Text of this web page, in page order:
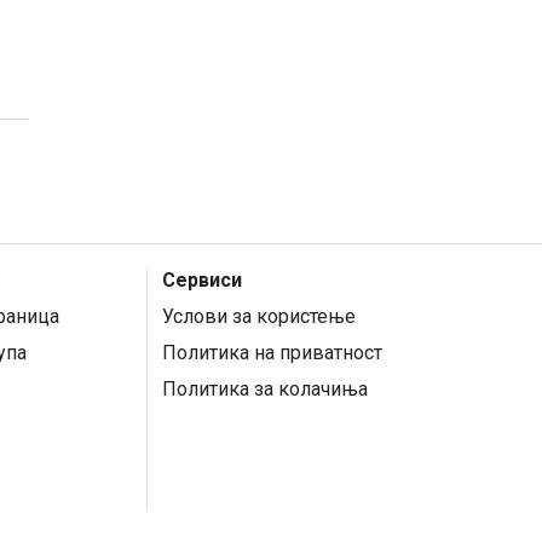
Сервиси
Услови за користење
Политика на приватност
Политика за колачиња